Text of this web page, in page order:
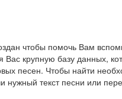
чтобы помочь Вам
Вас крупную базу данных,
песен. Чтобы найти
нужный текст песни или